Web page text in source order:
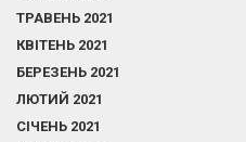
ТРАВЕНЬ 2021
КВІТЕНЬ 2021
БЕРЕЗЕНЬ 2021
ЛЮТИЙ 2021
СІЧЕНЬ 2021